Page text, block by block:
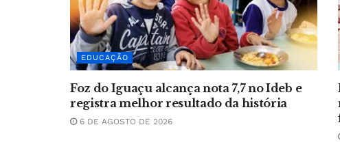
EDUCAÇÃO
Foz do Iguaçu alcança nota 7,7 no Ideb e
registra melhor resultado da história
6 DE AGOSTO DE 2026